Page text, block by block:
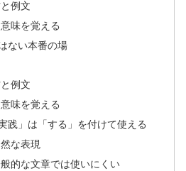
例文
味を覚える
ない本番の場
例文
味を覚える
践」は「する」を付けて使える
な表現
般的な文章では使いにくい